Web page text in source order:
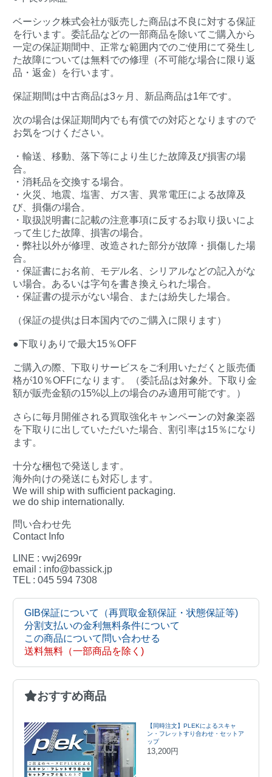
ベーシック株式会社が販売した商品は不良に対する保証
を行います。委託品などの一部商品を除いてご購入から
一定の保証期間中、正常な範囲内でのご使用にて発生し
た故障については無料での修理（不可能な場合に限り返
品・返金）を行います。
保証期間は中古商品は3ヶ月、新品商品は1年です。
次の場合は保証期間内でも有償での対応となりますので
お気をつけください。
・輸送、移動、落下等により生じた故障及び損害の場
合。
・消耗品を交換する場合。
・火災、地震、塩害、ガス害、異常電圧による故障及
び、損傷の場合。
・取扱説明書に記載の注意事項に反するお取り扱いによ
って生じた故障、損害の場合。
・弊社以外が修理、改造された部分が故障・損傷した場
合。
・保証書にお名前、モデル名、シリアルなどの記入がな
い場合。あるいは字句を書き換えられた場合。
・保証書の提示がない場合、または紛失した場合。
（保証の提供は日本国内でのご購入に限ります）
●下取りありで最大15％OFF
ご購入の際、下取りサービスをご利用いただくと販売価
格が10％OFFになります。（委託品は対象外。下取り金
額が販売金額の15%以上の場合のみ適用可能です。）
さらに毎月開催される買取強化キャンペーンの対象楽器
を下取りに出していただいた場合、割引率は15％になり
ます。
十分な梱包で発送します。
海外向けの発送にも対応します。
We will ship with sufficient packaging.
we do ship internationally.
問い合わせ先
Contact Info
LINE : vwj2699r
email : info@bassick.jp
TEL : 045 594 7308
GIB保証について（再買取金額保証・状態保証等)
分割支払いの金利無料条件について
この商品について問い合わせる
送料無料（一部商品を除く)
おすすめ商品
【同時注文】PLEKによるスキャ
ン・フレットすり合わせ・セットア
ップ
13,200円